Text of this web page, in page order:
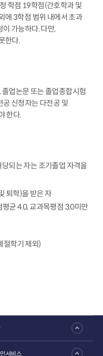
학점 19학점(간호학과 및
에 3학점 범위 내에서 초과
가능하다. 다만,
한다.
업논문 또는 졸업종합시험
공 신청자는 다전공 및
한다.
되는 자는 조기졸업 자격을
퇴학)을 받은 자
균 4.0, 교과목평점 3.0미만
절학기 제외)
서비스